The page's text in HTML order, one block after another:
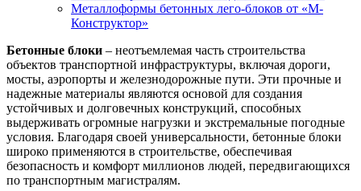
Металлоформы бетонных лего-блоков от «М-
Конструктор»
Бетонные блоки – неотъемлемая часть строительства
объектов транспортной инфраструктуры, включая дороги,
мосты, аэропорты и железнодорожные пути. Эти прочные и
надежные материалы являются основой для создания
устойчивых и долговечных конструкций, способных
выдерживать огромные нагрузки и экстремальные погодные
условия. Благодаря своей универсальности, бетонные блоки
широко применяются в строительстве, обеспечивая
безопасность и комфорт миллионов людей, передвигающихся
по транспортным магистралям.